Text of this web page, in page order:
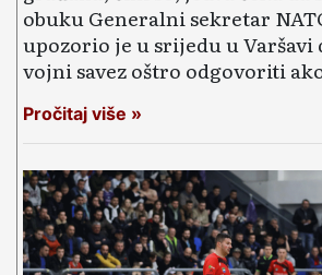
obuku Generalni sekretar
upozorio je u srijedu u Varšavi
vojni savez oštro odgovoriti
Pročitaj više »